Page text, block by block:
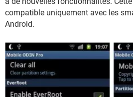
compatible uniquement avec les
Android.